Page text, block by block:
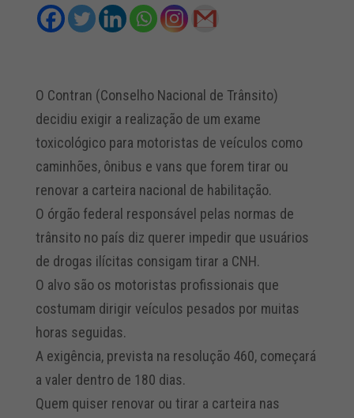
O Contran (Conselho Nacional de Trânsito)
decidiu exigir a realização de um exame
toxicológico para motoristas de veículos como
caminhões, ônibus e vans que forem tirar ou
renovar a carteira nacional de habilitação.
O órgão federal responsável pelas normas de
trânsito no país diz querer impedir que usuários
de drogas ilícitas consigam tirar a CNH.
O alvo são os motoristas profissionais que
costumam dirigir veículos pesados por muitas
horas seguidas.
A exigência, prevista na resolução 460, começará
a valer dentro de 180 dias.
Quem quiser renovar ou tirar a carteira nas